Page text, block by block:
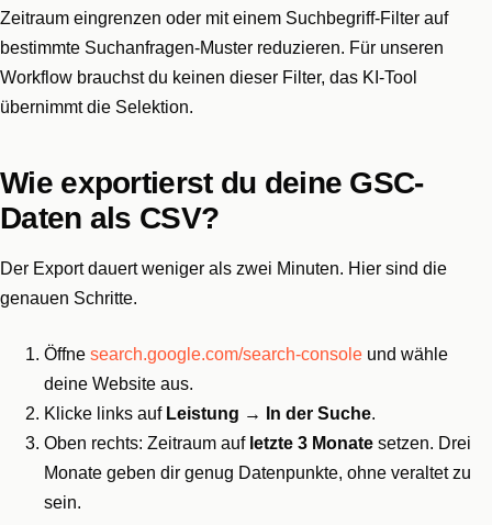
Zeitraum eingrenzen oder mit einem Suchbegriff-Filter auf
bestimmte Suchanfragen-Muster reduzieren. Für unseren
Workflow brauchst du keinen dieser Filter, das KI-Tool
übernimmt die Selektion.
Wie exportierst du deine GSC-
Daten als CSV?
Der Export dauert weniger als zwei Minuten. Hier sind die
genauen Schritte.
Öffne search.google.com/search-console und wähle
deine Website aus.
Klicke links auf Leistung → In der Suche.
Oben rechts: Zeitraum auf letzte 3 Monate setzen. Drei
Monate geben dir genug Datenpunkte, ohne veraltet zu
sein.